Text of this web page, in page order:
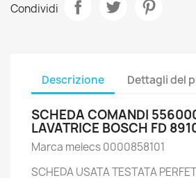
Condividi
Descrizione Dettagli del
SCHEDA COMANDI
LAVATRICE BOSCH FD
Marca melecs 0000858101
SCHEDA USATA TESTATA